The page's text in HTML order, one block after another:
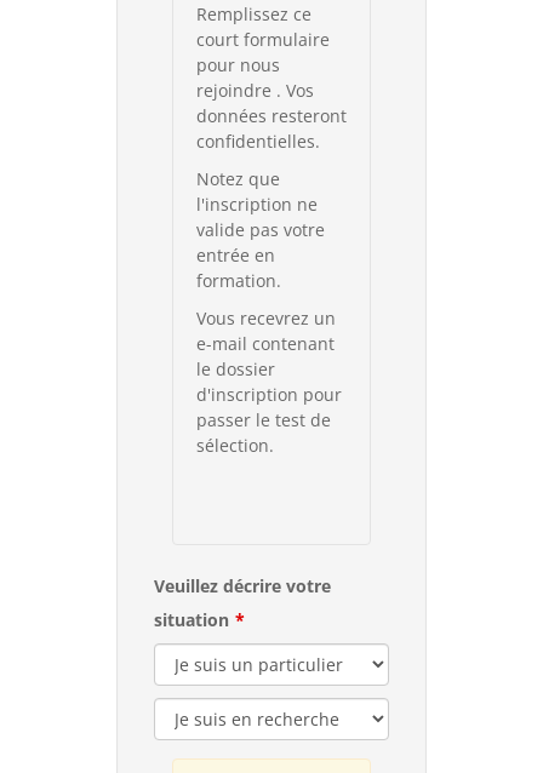
Remplissez ce
court formulaire
pour nous
rejoindre . Vos
données resteront
confidentielles.
Notez que
l'inscription ne
valide pas votre
entrée en
formation.
Vous recevrez un
e-mail contenant
le dossier
d'inscription pour
passer le test de
sélection.
Veuillez décrire votre
situation